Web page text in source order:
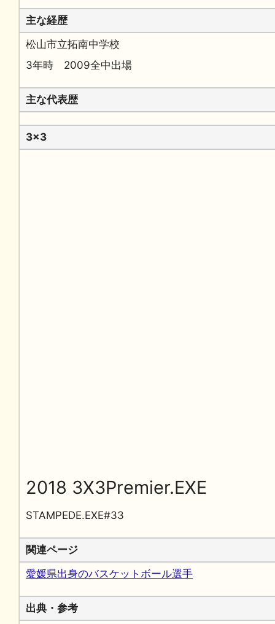
主な経歴
松山市立拓南中学校
3年時 2009全中出場
主な代表歴
3x3
2018 3X3Premier.EXE
STAMPEDE.EXE#33
関連ページ
愛媛県出身のバスケットボール選手
出典・参考